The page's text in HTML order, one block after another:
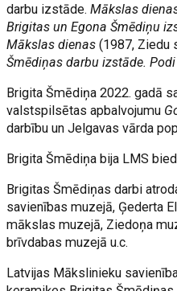
darbu izstāde.Mākslas
Brigitas un Egona Šmēdiņu
Mākslas dienas(1987, Ziedu
Šmēdiņas darbu izstāde.
Brigita Šmēdiņa 2022. gadā
valstspilsētas apbalvojumu
darbību un Jelgavas vārda
Brigita Šmēdiņa bija LMS
Brigitas Šmēdiņas darbi
savienības muzejā, Ģederta
mākslas muzejā, Ziedoņa
brīvdabas muzejā u.c.
Latvijas Mākslinieku